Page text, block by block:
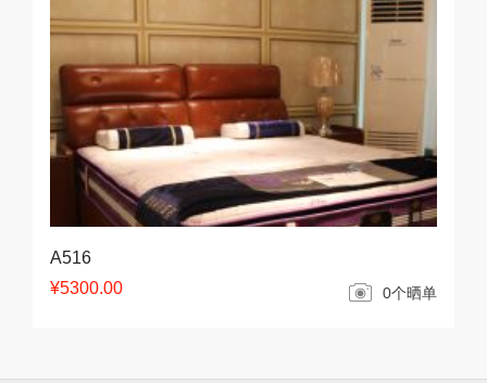
A516
¥5300.00
0个晒单